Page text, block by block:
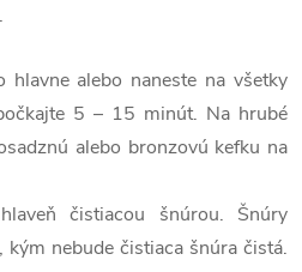
.
hlavne alebo naneste na všetky
5 – 15 minút. Na hrubé
alebo bronzovú kefku na
čistiacou šnúrou. Šnúry
kým nebude čistiaca šnúra čistá.